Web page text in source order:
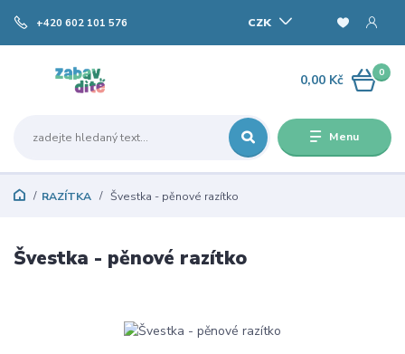
Menu
CZK
+420 602 101 576
0
0,00 Kč
RAZÍTKA Švestka - pěnové razítko
Švestka - pěnové razítko